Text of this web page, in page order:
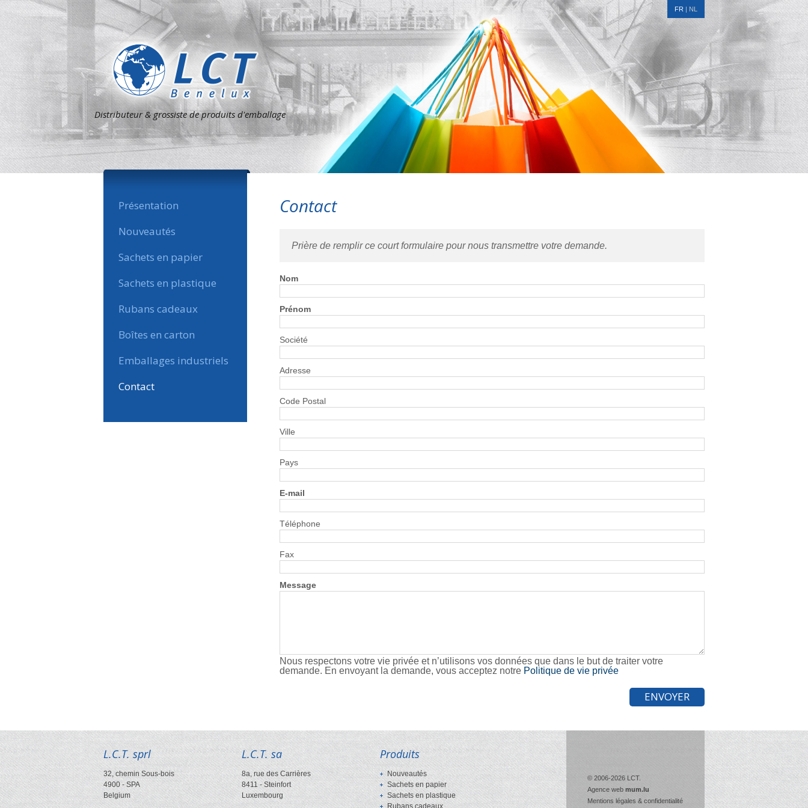
FR | NL
Distributeur & grossiste de produits d'emballage
Présentation
Nouveautés
Sachets en papier
Sachets en plastique
Rubans cadeaux
Boîtes en carton
Emballages industriels
Contact
Contact
Prière de remplir ce court formulaire pour nous transmettre votre demande.
Nom
Prénom
Société
Adresse
Code Postal
Ville
Pays
E-mail
Téléphone
Fax
Message
Nous respectons votre vie privée et n’utilisons vos données que dans le but de traiter votre
demande. En envoyant la demande, vous acceptez notre Politique de vie privée
L.C.T. sprl
32, chemin Sous-bois
4900-SPA
Belgium
L.C.T. sa
8a, rue des Carrières
8411 - Steinfort
Luxembourg
Produits
Nouveautés
Sachets en papier
Sachets en plastique
Rubans cadeaux
© 2006-2026 LCT.
Agence web mum.lu
Mentions légales & confidentialité